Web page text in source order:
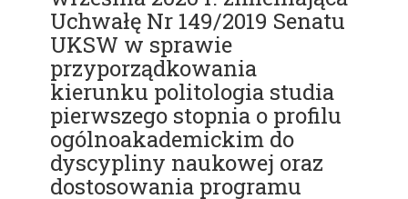
Uchwałę Nr 149/2019 Senatu
UKSW w sprawie
przyporządkowania
kierunku politologia studia
pierwszego stopnia o profilu
ogólnoakademickim do
dyscypliny naukowej oraz
dostosowania programu